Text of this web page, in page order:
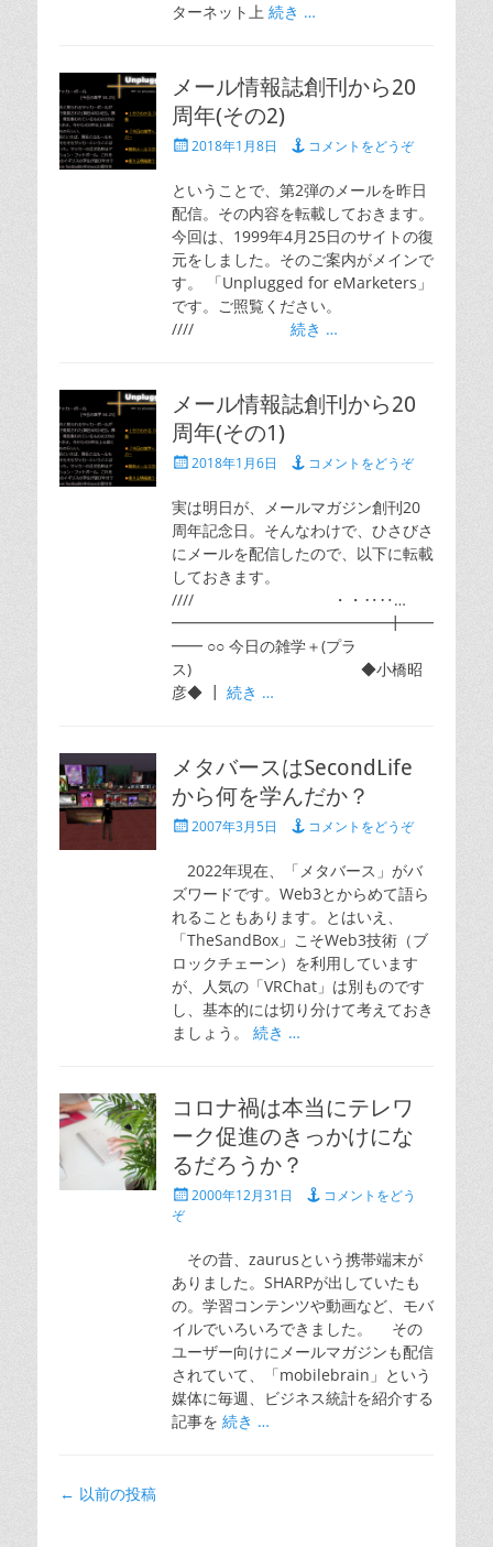
ターネット上 続き …
メール情報誌創刊から20
周年(その2)
投
日
2018年1月8日 コメントをどうぞ
ということで、第2弾のメールを昨日
配信。その内容を転載しておきます。
今回は、1999年4月25日のサイトの復
元をしました。そのご案内がメインで
す。 「Unplugged for eMarketers」
です。ご照覧ください。
//// 続き …
メール情報誌創刊から20
周年(その1)
投
日
2018年1月6日 コメントをどうぞ
実は明日が、メールマガジン創刊20
周年記念日。そんなわけで、ひさびさ
にメールを配信したので、以下に転載
しておきます。
//// ・・‥‥…
━━━━━━━━━━━━━━╋━━
━━ ○○ 今日の雑学＋(プラ
ス) ◆小橋昭
彦◆ ┃ 続き …
メタバースはSecondLife
から何を学んだか？
投 2007年3月5日 コメントをどうぞ
2022年現在、「メタバース」がバ
ズワードです。Web3とからめて語ら
れることもあります。とはいえ、
「TheSandBox」こそWeb3技術（ブ
ロックチェーン）を利用しています
が、人気の「VRChat」は別ものです
し、基本的には切り分けて考えておき
ましょう。 続き …
コロナ禍は本当にテレワ
ーク促進のきっかけにな
るだろうか？
投
稿
2000年12月31日
コメントをどう
ぞ
その昔、zaurusという携帯端末が
ありました。SHARPが出していたも
の。学習コンテンツや動画など、モバ
イルでいろいろできました。 その
ユーザー向けにメールマガジンも配信
されていて、「mobilebrain」という
媒体に毎週、ビジネス統計を紹介する
記事を 続き …
投
← 以前の投稿